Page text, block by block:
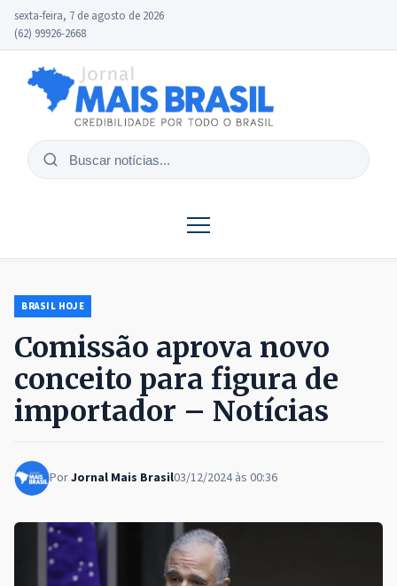
sexta-feira, 7 de agosto de 2026
(62) 99926-2668
Buscar
BRASIL HOJE
Comissão aprova novo
conceito para figura de
importador – Notícias
PorJornal Mais Brasil03/12/2024 às 00:36